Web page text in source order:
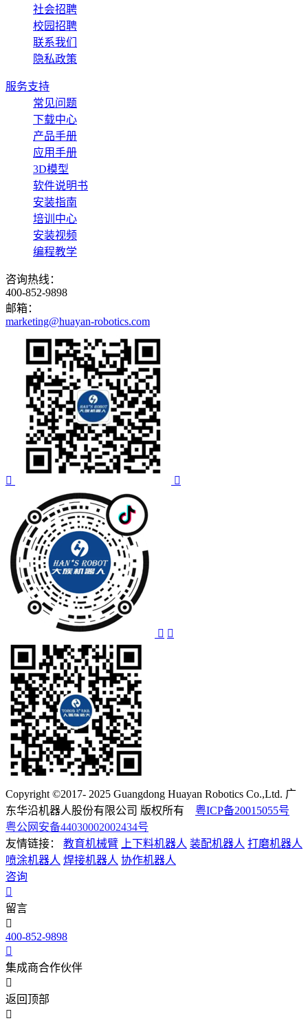
社会招聘
校园招聘
联系我们
隐私政策
服务支持
常见问题
下载中心
产品手册
应用手册
3D模型
软件说明书
安装指南
培训中心
安装视频
编程教学
咨询热线：
400-852-9898
邮箱：
marketing@huayan-robotics.com
Copyright ©2017- 2025 Guangdong Huayan Robotics Co.,Ltd. 广
东华沿机器人股份有限公司 版权所有 粤ICP备20015055号
粤公网安备44030002002434号
友情链接：
教育机械臂 上下料机器人 装配机器人 打磨机器人
喷涂机器人 焊接机器人 协作机器人
咨询
留言
400-852-9898
集成商合作伙伴
返回顶部